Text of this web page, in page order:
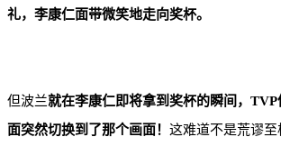
礼，李康仁面带微笑地走向奖杯。
但波兰就在李康仁即将拿到奖杯的瞬间，
面突然切换到了那个画面！ 这难道不是荒谬至